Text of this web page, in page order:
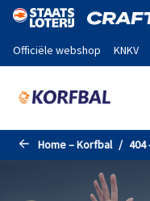
Naar de hoofdinhoud gaan
Officiële webshop KNKV
Home – Korfbal 404